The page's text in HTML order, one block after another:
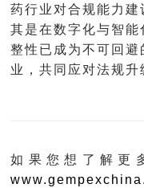
药行业对合规能力
其是在数字化与智
整性已成为不可回
业，共同应对法规升
如果您想了解更